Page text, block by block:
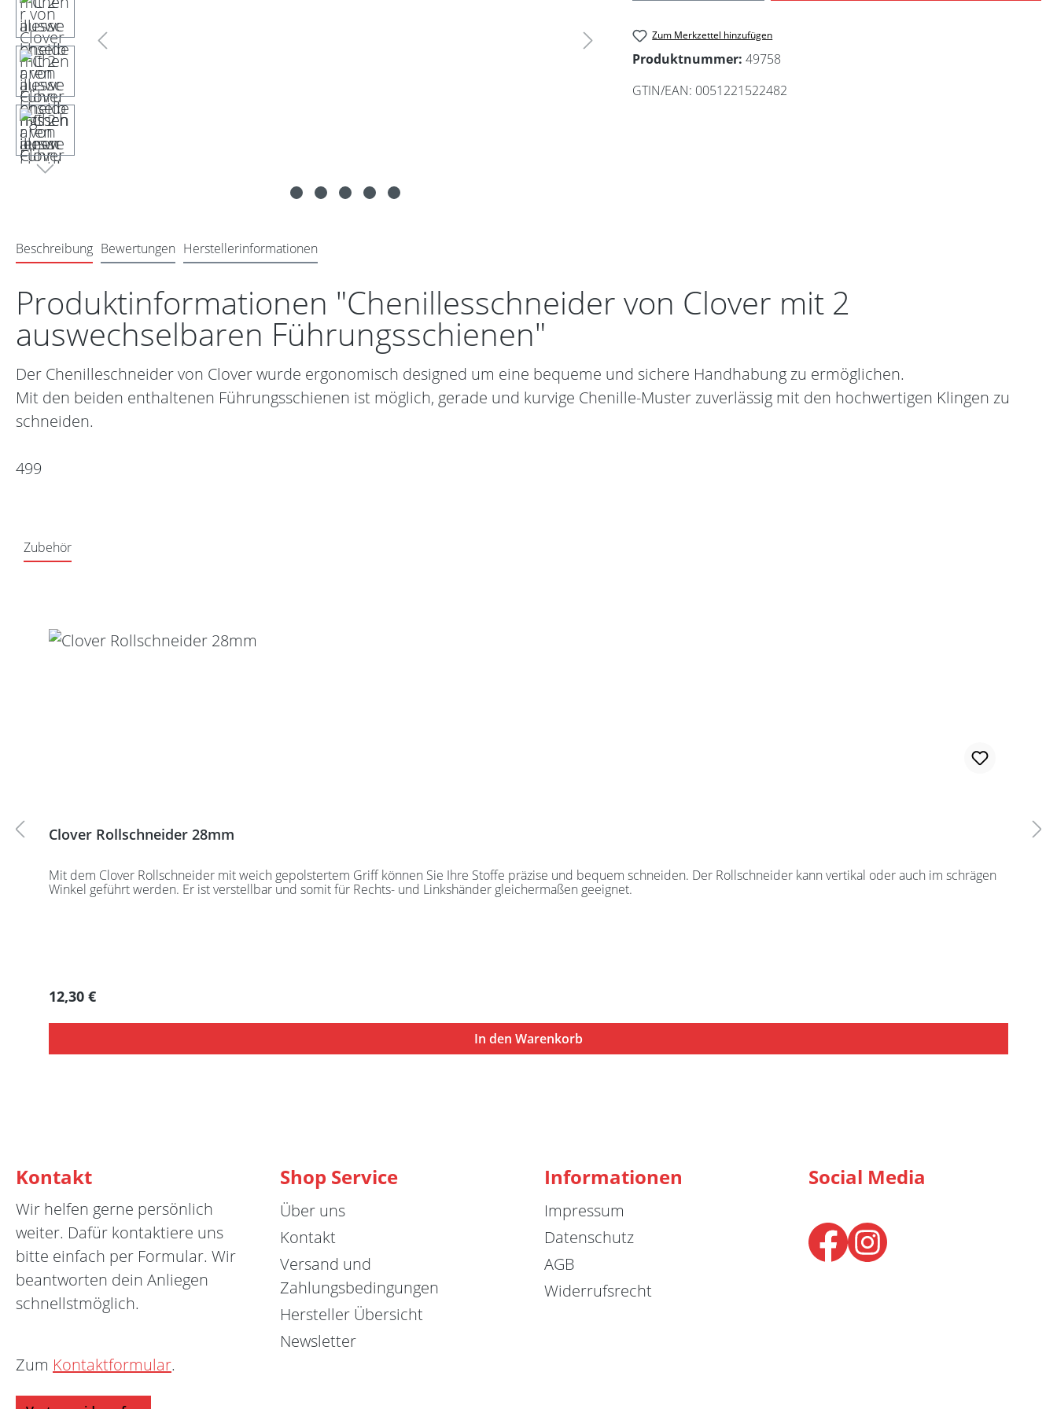
Zum Merkzettel hinzufügen
Produktnummer: 49758
GTIN/EAN: 0051221522482
Beschreibung Bewertungen Herstellerinformationen
Produktinformationen "Chenillesschneider von Clover mit 2
auswechselbaren Führungsschienen"
Der Chenilleschneider von Clover wurde ergonomisch designed um eine bequeme und sichere Handhabung zu ermöglichen.
Mit den beiden enthaltenen Führungsschienen ist möglich, gerade und kurvige Chenille-Muster zuverlässig mit den hochwertigen Klingen zu
schneiden.
499
Zubehör
Clover Rollschneider 28mm
Mit dem Clover Rollschneider mit weich gepolstertem Griff können Sie Ihre Stoffe präzise und bequem schneiden. Der Rollschneider kann vertikal oder auch im schrägen
Winkel geführt werden. Er ist verstellbar und somit für Rechts- und Linkshänder gleichermaßen geeignet.
Regulärer Preis:
12,30 €
In den Warenkorb
Kontakt
Wir helfen gerne persönlich
weiter. Dafür kontaktiere uns
bitte einfach per Formular. Wir
beantworten dein Anliegen
schnellstmöglich.
Zum Kontaktformular.
Shop Service
Über uns
Kontakt
Versand und
Zahlungsbedingungen
Hersteller Übersicht
Newsletter
Informationen
Impressum
Datenschutz
AGB
Widerrufsrecht
Social Media